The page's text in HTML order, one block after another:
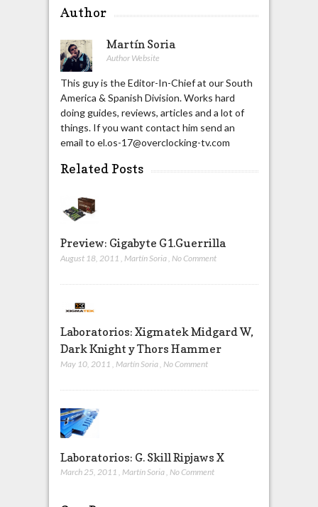
Author
Martín Soria
Author Website
This guy is the Editor-In-Chief at our South
America & Spanish Division. Works hard
doing guides, reviews, articles and a lot of
things. If you want contact him send an
email to el.os-17@overclocking-tv.com
Related Posts
Preview: Gigabyte G1.Guerrilla
August 18, 2011 Martín Soria No Comment
Laboratorios: Xigmatek Midgard W,
Dark Knight y Thors Hammer
May 10, 2011 , Martín Soria, No Comment
Laboratorios: G. Skill Ripjaws X
March 25, 2011 , Martín Soria, No Comment